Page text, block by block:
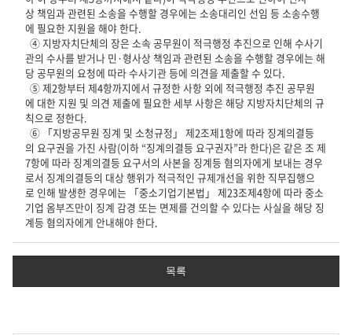
상 책임과 관련된 소송을 수행할 경우에는 소송대리인 선임 등 소송수행
에 필요한 지원을 해야 한다.
④ 지방자치단체의 장은 소속 공무원이 적극행정 추진으로 인해 수사기
관의 수사를 받거나 민·형사상 책임과 관련된 소송을 수행할 경우에는 해
당 공무원의 요청에 따라 수사기관 등에 의견을 제출할 수 있다.
⑤ 제2항부터 제4항까지에서 규정한 사항 외에 적극행정 추진 공무원
에 대한 지원 및 의견 제출에 필요한 세부 사항은 해당 지방자치단체의 규
칙으로 정한다.
⑥ 「지방공무원 징계 및 소청규정」 제2조제1항에 따라 징계의결등
의 요구권을 가진 사람(이하 “징계의결등 요구권자”라 한다)은 같은 조 제
7항에 따라 징계의결등 요구서의 사본을 징계등 혐의자에게 보내는 경우
로서 징계의결등의 대상 행위가 적극적인 규제개선을 위한 직무집행으
로 인해 발생한 경우에는 「중소기업기본법」 제23조제4항에 따라 중소
기업 옴부즈만이 징계 감경 또는 면제를 건의할 수 있다는 사실을 해당 징
계등 혐의자에게 안내해야 한다.
목록